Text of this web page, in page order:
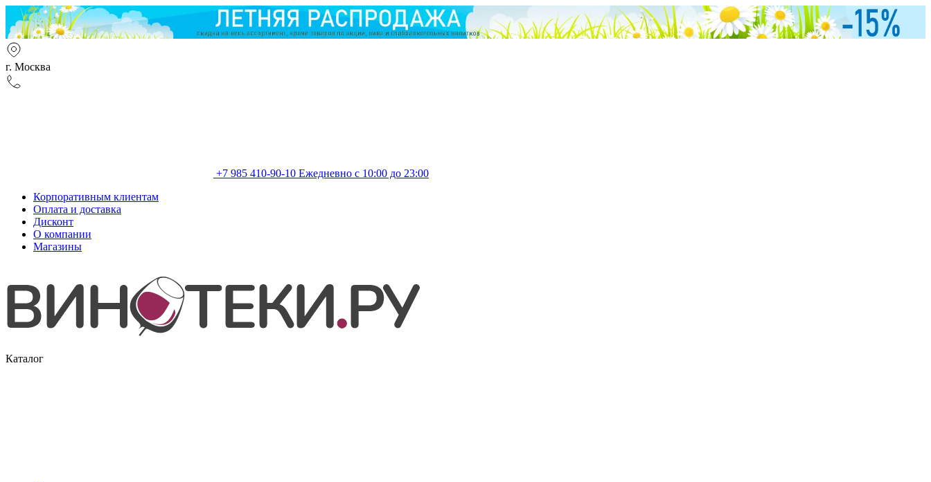
г. Москва
+7 985 410-90-10 Ежедневно с 10:00 до 23:00
Корпоративным клиентам
Оплата и доставка
Дисконт
О компании
Магазины
Каталог